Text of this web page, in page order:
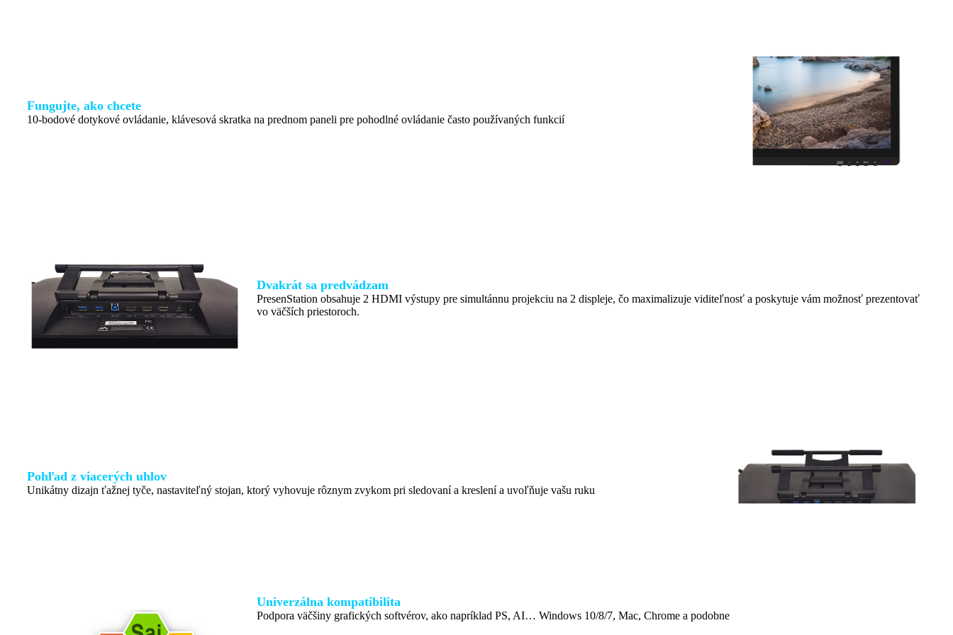
Fungujte, ako chcete
10-bodové dotykové ovládanie, klávesová skratka na prednom paneli pre pohodlné ovládanie často používaných funkcií
Dvakrát sa predvádzam
PresenStation obsahuje 2 HDMI výstupy pre simultánnu projekciu na 2 displeje, čo maximalizuje viditeľnosť a poskytuje vám možnosť prezentovať
vo väčších priestoroch.
Pohľad z viacerých uhlov
Unikátny dizajn ťažnej tyče, nastaviteľný stojan, ktorý vyhovuje rôznym zvykom pri sledovaní a kreslení a uvoľňuje vašu ruku
Univerzálna kompatibilita
Podpora väčšiny grafických softvérov, ako napríklad PS, AI… Windows 10/8/7, Mac, Chrome a podobne